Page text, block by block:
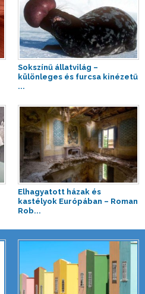
Sokszínű állatvilág –
különleges és furcsa kinézetű
...
Elhagyatott házak és
kastélyok Európában – Roman
Rob...